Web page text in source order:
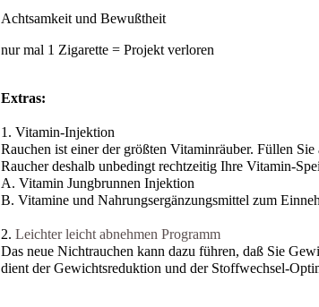
Achtsamkeit und Bewußtheit
nur mal 1 Zigarette = Projekt verloren
Extras:
1. Vitamin-Injektion
Rauchen ist einer der größten Vitaminräuber. Füllen
Raucher deshalb unbedingt rechtzeitig Ihre Vitamin-
A. Vitamin Jungbrunnen Injektion
B. Vitamine und Nahrungsergänzungsmittel zum
2. Leichter leicht abnehmen Programm
Das neue Nichtrauchen kann dazu führen, daß Sie
dient der Gewichtsreduktion und der Stoffwechsel-